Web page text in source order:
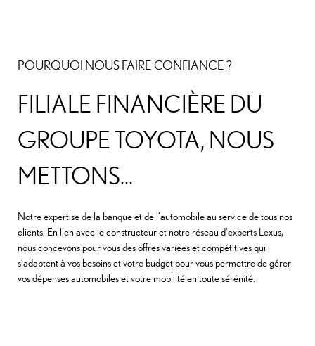
POURQUOI NOUS FAIRE CONFIANCE ?
FILIALE FINANCIÈRE DU
GROUPE TOYOTA, NOUS
METTONS...
Notre expertise de la banque et de l’automobile au service de tous nos
clients. En lien avec le constructeur et notre réseau d'experts Lexus,
nous concevons pour vous des offres variées et compétitives qui
s’adaptent à vos besoins et votre budget pour vous permettre de gérer
vos dépenses automobiles et votre mobilité en toute sérénité.